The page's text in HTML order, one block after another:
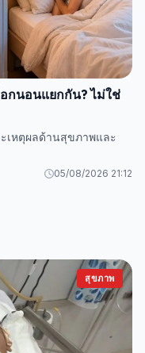
กนอนแยกกัน? ไม่ใช่
เหตุผลด้านสุขภาพและ
05/08/2026 21:12
สุขภาพ